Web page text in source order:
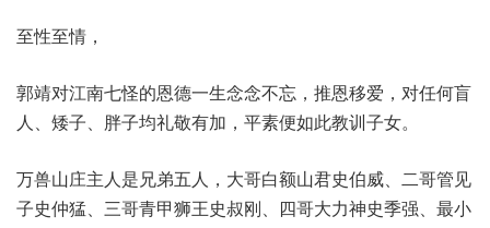
至性至情，
郭靖对江南七怪的恩德一生念念不忘，推恩移爱，对任何盲
人、矮子、胖子均礼敬有加，平素便如此教训子女。
万兽山庄主人是兄弟五人，大哥白额山君史伯威、二哥管见
子史仲猛、三哥青甲狮王史叔刚、四哥大力神史季强、最小